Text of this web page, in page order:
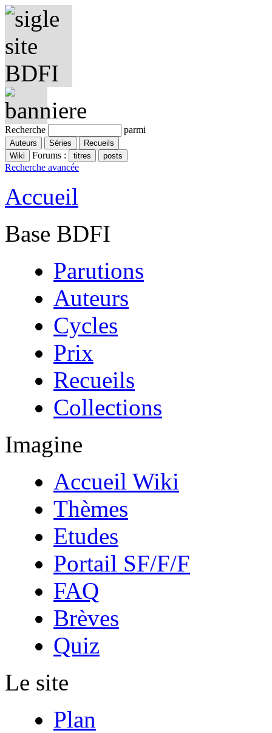
Recherche parmi
Forums :
Recherche avancée
Accueil
Base BDFI
Parutions
Auteurs
Cycles
Prix
Recueils
Collections
Imagine
Accueil Wiki
Thèmes
Etudes
Portail SF/F/F
FAQ
Brèves
Quiz
Le site
Plan